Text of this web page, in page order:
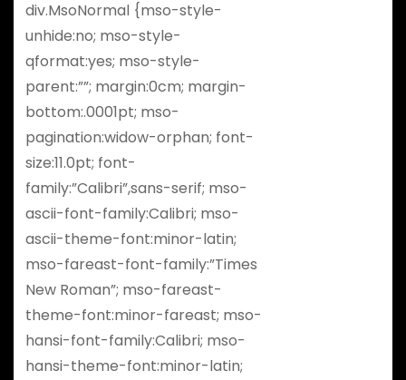
div.MsoNormal {mso-style-
unhide:no; mso-style-
qformat:yes; mso-style-
parent:””; margin:0cm; margin-
bottom:.0001pt; mso-
pagination:widow-orphan; font-
size:11.0pt; font-
family:”Calibri”,sans-serif; mso-
ascii-font-family:Calibri; mso-
ascii-theme-font:minor-latin;
mso-fareast-font-family:”Times
New Roman”; mso-fareast-
theme-font:minor-fareast; mso-
hansi-font-family:Calibri; mso-
hansi-theme-font:minor-latin;